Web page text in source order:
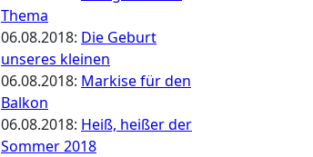
Thema
06.08.2018: Die Geburt
unseres kleinen
06.08.2018: Markise für den
Balkon
06.08.2018: Heiß, heißer der
Sommer 2018